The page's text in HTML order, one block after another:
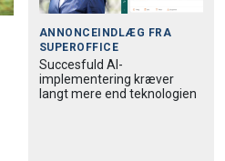
ANNONCEINDLÆG FRA
SUPEROFFICE
Succesfuld AI-
implementering kræver
langt mere end teknologien